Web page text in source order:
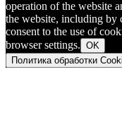
operation of the website
the website, including
consent to the use of
browser settings. OK
Политика обработки